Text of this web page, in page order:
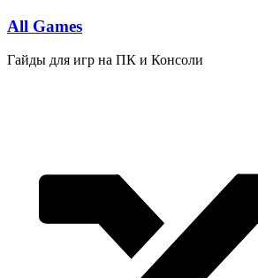
Перейти
содержимому
All Games
Гайды для игр на ПК и Консоли